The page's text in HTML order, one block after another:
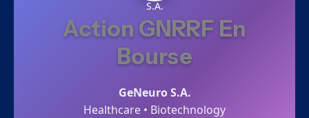
Action GNRRF En
Bourse
GeNeuro S.A.
Healthcare • Biotechnology